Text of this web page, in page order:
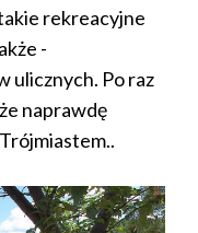
rekreacyjne
-
ulicznych. Po raz
naprawdę